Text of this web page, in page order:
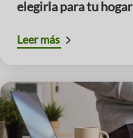
elegirla para tu hogar
Leer más